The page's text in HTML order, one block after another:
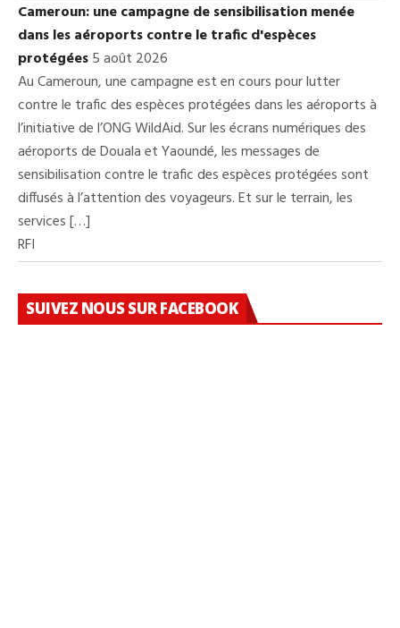
Cameroun: une campagne de sensibilisation menée
dans les aéroports contre le trafic d'espèces
protégées5 août 2026
Au Cameroun, une campagne est en cours pour lutter
contre le trafic des espèces protégées dans les aéroports à
l’initiative de l’ONG WildAid. Sur les écrans numériques des
aéroports de Douala et Yaoundé, les messages de
sensibilisation contre le trafic des espèces protégées sont
diffusés à l’attention des voyageurs. Et sur le terrain, les
services […]
RFI
SUIVEZ NOUS SUR FACEBOOK